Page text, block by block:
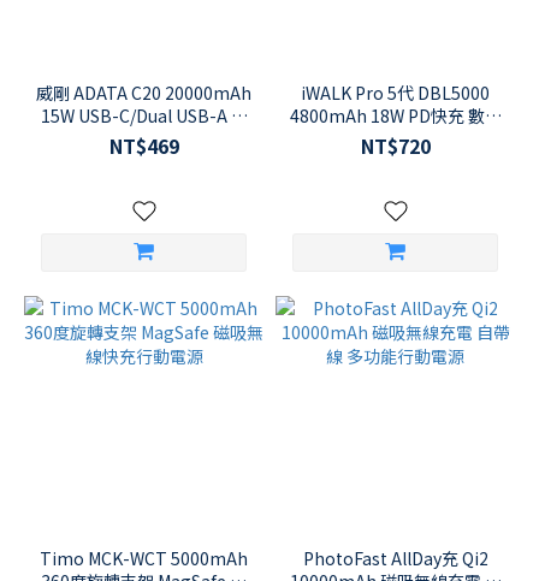
威剛 ADATA C20 20000mAh
15W USB-C/Dual USB-A 三
孔輸出 大容量行動電源
NT$469
iWALK Pro 5代 DBL5000
4800mAh 18W PD快充 數位
顯示 直插式迷你行動電源
NT$720
Timo MCK-WCT 5000mAh
PhotoFast AllDay充 Qi2